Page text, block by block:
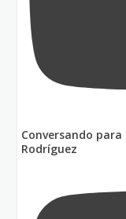
Conversando
Rodríguez